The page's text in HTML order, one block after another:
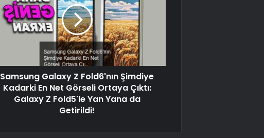
Samsung Galaxy Z Fold6'nın Şimdiye
Kadarki En Net Görseli Ortaya Çıktı:
Galaxy Z Fold5'le Yan Yana da
Getirildi!